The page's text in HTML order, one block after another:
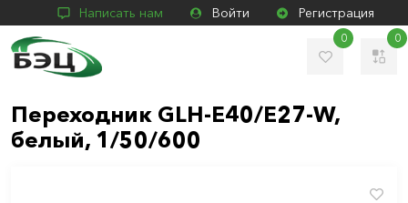
Написать нам Войти Регистрация
0 0
Переходник GLH-E40/E27-W,
белый, 1/50/600